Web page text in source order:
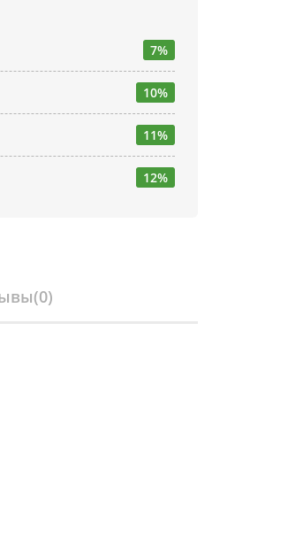
7%
10%
11%
12%
0)